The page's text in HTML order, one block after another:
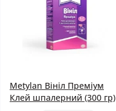
Metylan Вініл Преміум
Клей шпалерний (300 гр)